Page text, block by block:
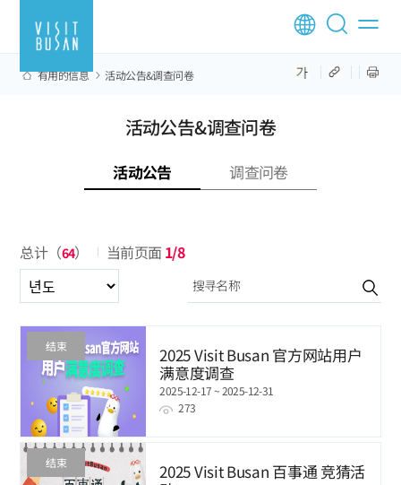
有用的信息 活动公告&调查问卷
活动公告&调查问卷
活动公告 调查问卷
总计（64） 当前页面 1/8
년도
结束
2025 Visit Busan 官方网站用户
满意度调查
2025-12-17 ~ 2025-12-31
273
结束
2025 Visit Busan 百事通 竞猜活